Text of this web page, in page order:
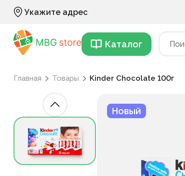
Укажите адрес
Каталог
Главная Товары Kinder Chocolate 100г
Новый